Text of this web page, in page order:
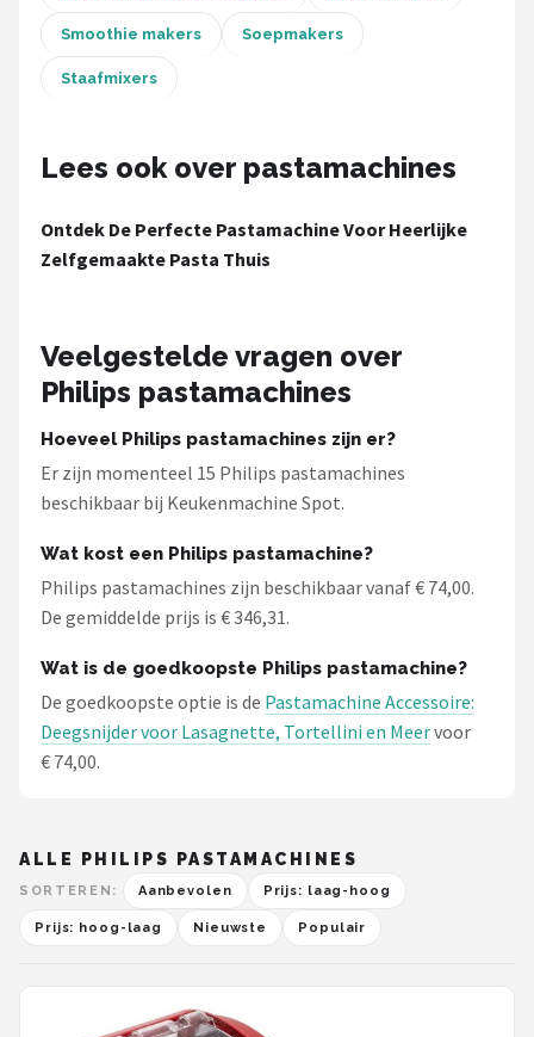
Smoothie makers Soepmakers
Staafmixers
Lees ook over pastamachines
Ontdek De Perfecte Pastamachine Voor Heerlijke
Zelfgemaakte Pasta Thuis
Veelgestelde vragen over
Philips pastamachines
Hoeveel Philips pastamachines zijn er?
Er zijn momenteel 15 Philips pastamachines
beschikbaar bij Keukenmachine Spot.
Wat kost een Philips pastamachine?
Philips pastamachines zijn beschikbaar vanaf € 74,00.
De gemiddelde prijs is € 346,31.
Wat is de goedkoopste Philips pastamachine?
De goedkoopste optie is de Pastamachine Accessoire:
Deegsnijder voor Lasagnette, Tortellini en Meervoor
€ 74,00.
ALLE PHILIPS PASTAMACHINES
SORTEREN: Aanbevolen Prijs: laag-hoog
Prijs: hoog-laag Nieuwste Populair